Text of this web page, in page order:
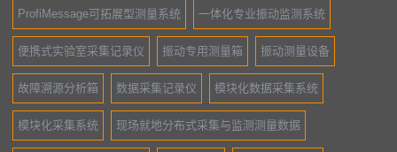
ProfiMessage可拓展型测量系统 一体化专业振动监测系统
便携式实验室采集记录仪 振动专用测量箱 振动测量设备
故障溯源分析箱 数据采集记录仪 模块化数据采集系统
模块化采集系统 现场就地分布式采集与监测测量数据